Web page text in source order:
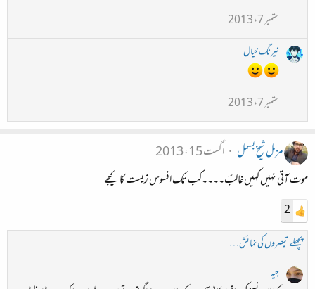
ستمبر 7، 2013
نیرنگ خیال
ستمبر 7، 2013
مزمل شیخ بسمل
اگست 15، 2013
موت آتی نہیں کہیں غالبؔ۔۔۔۔کب تک افسوس زیست کا کیجے
2
پچھلے تبصروں کی نمائش…
جیہ